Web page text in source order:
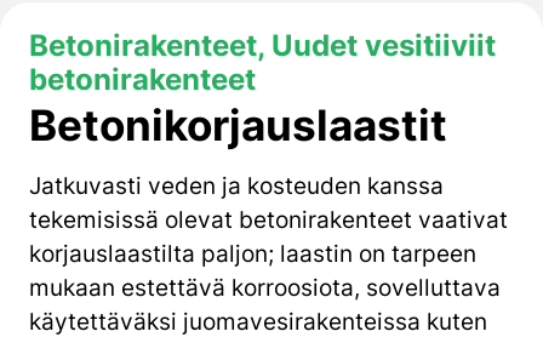
Betonirakenteet, Uudet vesitiiviit
betonirakenteet
Betonikorjauslaastit
Jatkuvasti veden ja kosteuden kanssa
tekemisissä olevat betonirakenteet vaativat
korjauslaastilta paljon; laastin on tarpeen
mukaan estettävä korroosiota, sovelluttava
käytettäväksi juomavesirakenteissa kuten